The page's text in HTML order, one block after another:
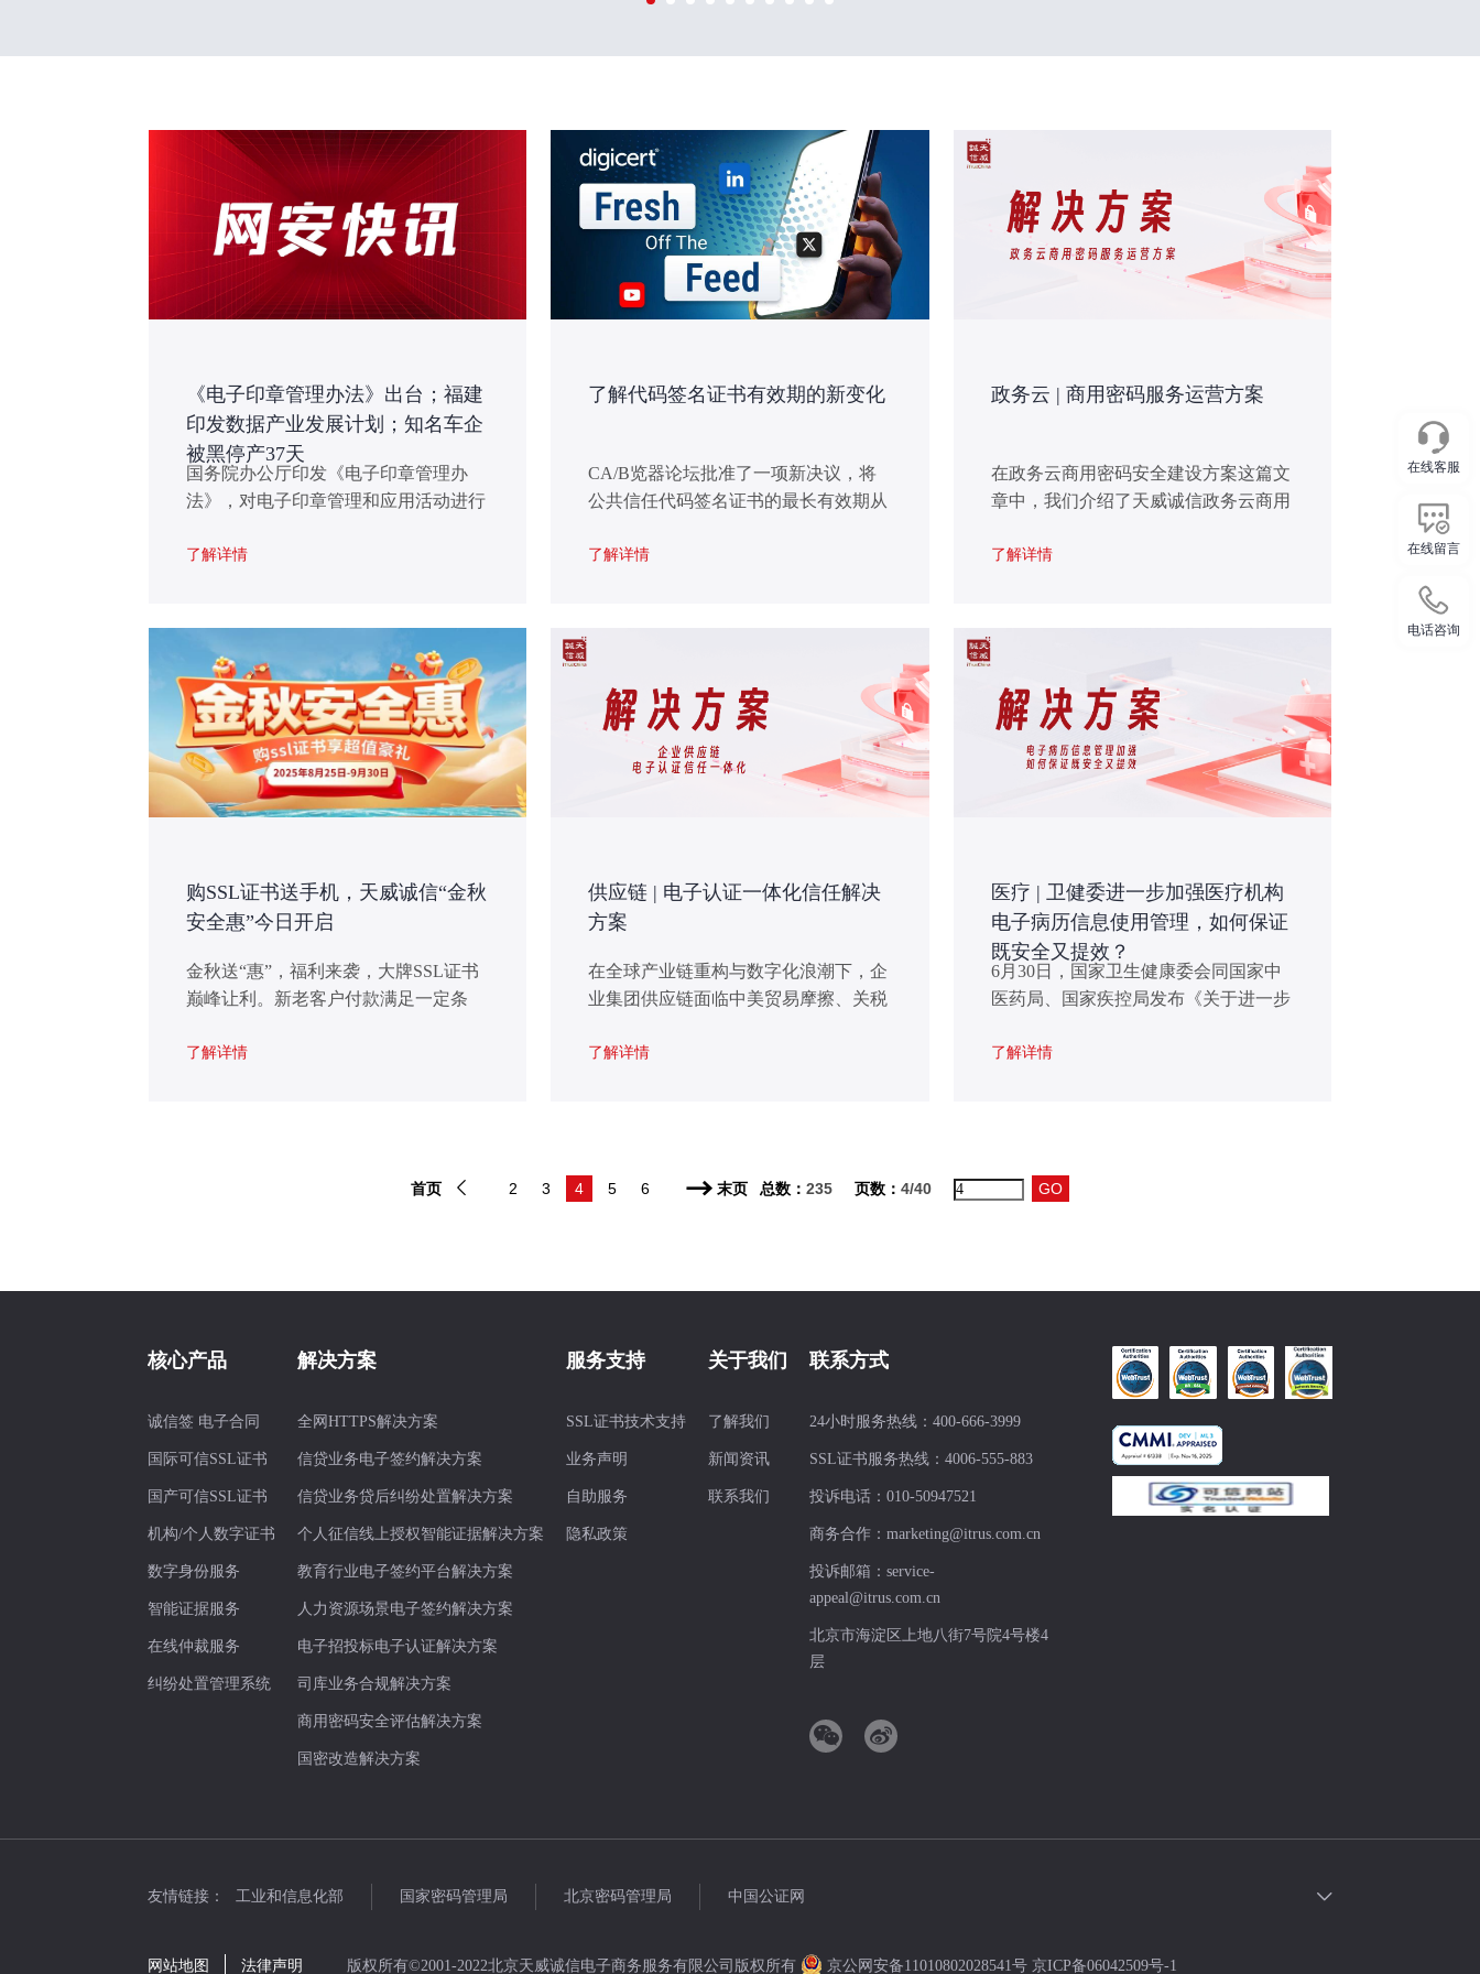
《电子印章管理办法》出台；福建
印发数据产业发展计划；知名车企
被黑停产37天
国务院办公厅印发《电子印章管理办
法》，对电子印章管理和应用活动进行
事业单位、社会组织以及其他依法成立
靠电子签名，符合规定的电子印章与实
物印章具有同等法律效力。
了解详情
了解代码签名证书有效期的新变化
CA/B览器论坛批准了一项新决议，将
公共信任代码签名证书的最长有效期从
月）。此变化将于2026年3月1日起生
了解详情
政务云 | 商用密码服务运营方案
在政务云商用密码安全建设方案这篇文
章中，我们介绍了天威诚信政务云商用
但若缺乏有效合规的服务运营支撑，密
讲述天威诚信整体的密码架构及配套的
服务运营方案。
了解详情
购SSL证书送手机，天威诚信“金秋
安全惠”今日开启
金秋送“惠”，福利来袭，大牌SSL证书
巅峰让利。新老客户付款满足一定条
了解详情
供应链 | 电子认证一体化信任解决
方案
在全球产业链重构与数字化浪潮下，企
业集团供应链面临中美贸易摩擦、关税
来区块链、物联网等技术驱动的转型机
提到围绕制造业重点产业链供应链加强
了解详情
医疗 | 卫健委进一步加强医疗机构
电子病历信息使用管理，如何保证
既安全又提效？
6月30日，国家卫生健康委会同国家中
医药局、国家疾控局发布《关于进一步
通知》（以下简称《通知》）。
了解详情
总数： 235
首页 2 3 4 5 6 末页 页数： 4/40 GO
核心产品
诚信签 电子合同
国际可信SSL证书
国产可信SSL证书
机构/个人数字证书
数字身份服务
智能证据服务
在线仲裁服务
纠纷处置管理系统
解决方案
全网HTTPS解决方案
信贷业务电子签约解决方案
信贷业务贷后纠纷处置解决方案
个人征信线上授权智能证据解决方案
教育行业电子签约平台解决方案
人力资源场景电子签约解决方案
电子招投标电子认证解决方案
司库业务合规解决方案
商用密码安全评估解决方案
国密改造解决方案
服务支持
SSL证书技术支持
业务声明
自助服务
隐私政策
关于我们
了解我们
新闻资讯
联系我们
联系方式
24小时服务热线：400-666-3999
SSL证书服务热线：4006-555-883
投诉电话：010-50947521
商务合作：marketing@itrus.com.cn
投诉邮箱：service-
appeal@itrus.com.cn
北京市海淀区上地八街7号院4号楼4
层
友情链接： 工业和信息化部 国家密码管理局 北京密码管理局 中国公证网
网站地图 法律声明 版权所有©2001-2022北京天威诚信电子商务服务有限公司版权所有 京公网安备11010802028541号京ICP备06042509号-1
在线客服
在线留言
电话咨询